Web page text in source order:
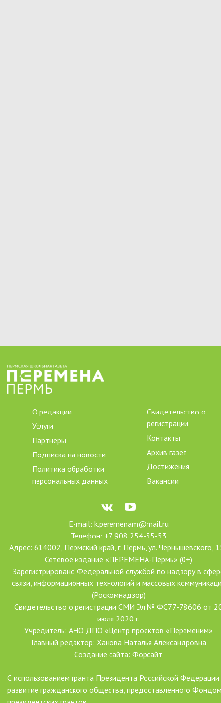
О редакции
Услуги
Партнёры
Подписка на новости
Политика обработки
персональных данных
Свидетельство о
регистрации
Контакты
Архив газет
Достижения
Вакансии
E-mail: k.peremenam@mail.ru
Телефон: +7 908 254-55-53
Адрес: 614002, Пермский край, г. Пермь, ул. Чернышевского,
Сетевое издание «ПЕРЕМЕНА-Пермь» (0+)
Зарегистрировано Федеральной службой по надзору в
связи, информационных технологий и массовых
(Роскомнадзор)
Свидетельство о регистрации СМИ Эл № ФС77-78606 от
июля 2020 г.
Учредитель: АНО ДПО «Центр проектов «Переменим»
Главный редактор: Ханова Наталья Александровна
Создание сайта: Форсайт
С использованием гранта Президента Российской Федерации
развитие гражданского общества, предоставленного Фондом